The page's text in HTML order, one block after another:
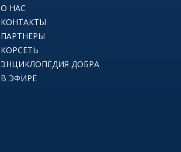
О НАС
КОНТАКТЫ
ПАРТНЕРЫ
КОРСЕТЬ
ЭНЦИКЛОПЕДИЯ ДОБРА
В ЭФИРЕ